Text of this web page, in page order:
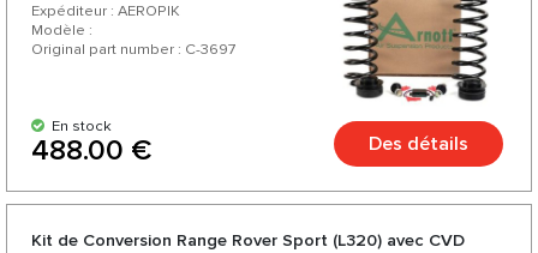
Expéditeur : AEROPIK
Modèle :
Original part number : C-3697
En stock
488.00 € Des détails
Kit de Conversion Range Rover Sport (L320) avec CVD